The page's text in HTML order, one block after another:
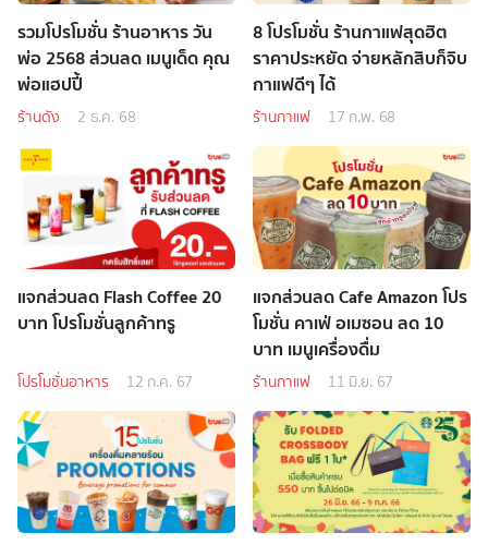
รวมโปรโมชั่น ร้านอาหาร วัน
พ่อ 2568 ส่วนลด เมนูเด็ด คุณ
พ่อแฮปปี้
ร้านดัง 2 ธ.ค. 68
8 โปรโมชั่น ร้านกาแฟสุดฮิต
ราคาประหยัด จ่ายหลักสิบก็จิบ
กาแฟดีๆ ได้
ร้านกาแฟ 17 ก.พ. 68
แจกส่วนลด Flash Coffee 20
บาท โปรโมชั่นลูกค้าทรู
โปรโมชั่นอาหาร 12 ก.ค. 67
แจกส่วนลด Cafe Amazon โปร
โมชั่น คาเฟ่ อเมซอน ลด 10
บาท เมนูเครื่องดื่ม
ร้านกาแฟ 11 มิ.ย. 67